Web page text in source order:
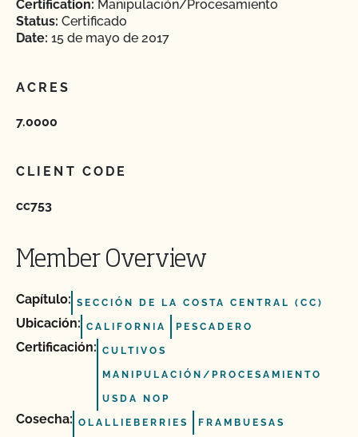
Certification: Manipulación/Procesamiento
Status: Certificado
Date: 15 de mayo de 2017
ACRES
7.0000
CLIENT CODE
cc753
Member Overview
Capítulo: SECCIÓN DE LA COSTA CENTRAL (CC)
Ubicación: CALIFORNIA PESCADERO
Certificación: CULTIVOS
MANIPULACIÓN/PROCESAMIENTO
USDA NOP
Cosecha: OLALLIEBERRIES FRAMBUESAS